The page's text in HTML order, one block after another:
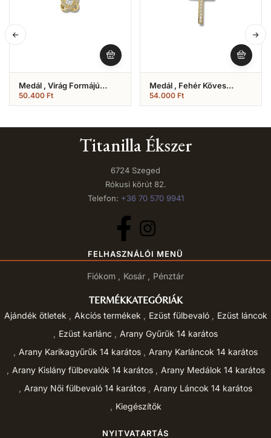
Medál , Virág Formájú
Köves Modell (Nr.22)
50.400 Ft
Medál , Fehér Köves
Kereszt (Nr.19)
54.000 Ft
Titanilla Ékszer
6724 Szeged
Rókusi körút 82.
Telefon: +36 70 570 9941
FELHASZNÁLÓI MENÜ
Fiókom Kosár Pénztár
TERMÉKKATEGÓRIÁK
Ajándék ötletek Akciós termékek Ezüst fülbevaló
Ezüst láncok
Ezüst karlánc
Arany Gyűrűk 14 karátos
Arany Karikagyűrűk 14 karátos
Arany Karláncok 14 karátos
Arany Kislány fülbevalók 14 karátos
Arany Medálok 14 karátos
Arany Női fülbevaló 14 karátos
Arany Láncok 14 karátos
Kiegészítők
NYITVATARTÁS